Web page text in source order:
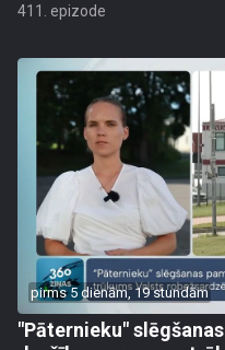
411. epizode
pirms 5 dienām, 19 stundām
"Pāternieku"